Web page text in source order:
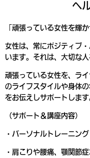
ヘ
「頑張っている女性を輝
女性は、常にポジティブ
います。それは、大切な人
頑張っている女性を、ラ
のライフスタイルや身体
をお伝えしサポートします
（サポート＆講座内容）
・パーソナルトレーニング
・肩こりや腰痛、顎関節